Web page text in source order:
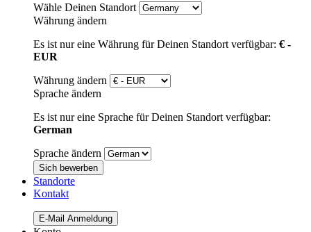
Wähle Deinen Standort
Währung ändern
Es ist nur eine Währung für Deinen Standort verfügbar: € -
EUR
Währung ändern
Sprache ändern
Es ist nur eine Sprache für Deinen Standort verfügbar:
German
Sprache ändern
Sich bewerben
Standorte
Kontakt
E-Mail Anmeldung